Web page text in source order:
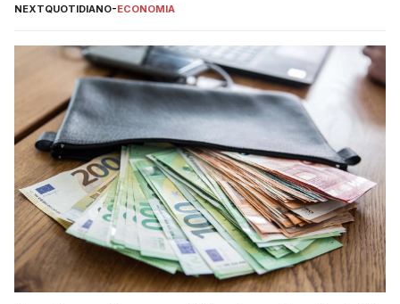
NEXTQUOTIDIANO-ECONOMIA